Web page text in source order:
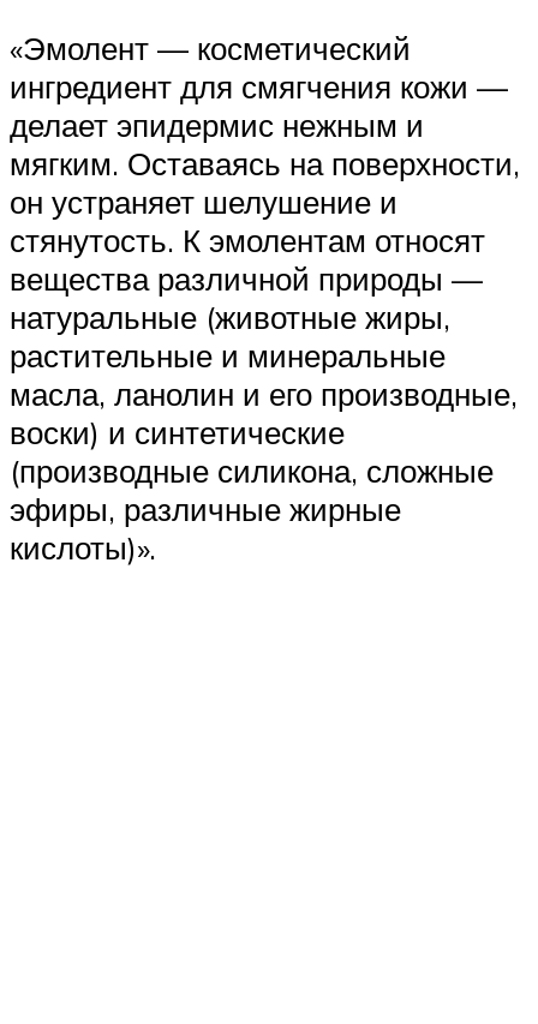
«Эмолент — косметический
ингредиент для смягчения кожи —
делает эпидермис нежным и
мягким. Оставаясь на поверхности,
он устраняет шелушение и
стянутость. К эмолентам относят
вещества различной природы —
натуральные (животные жиры,
растительные и минеральные
масла, ланолин и его производные,
воски) и синтетические
(производные силикона, сложные
эфиры, различные жирные
кислоты)».